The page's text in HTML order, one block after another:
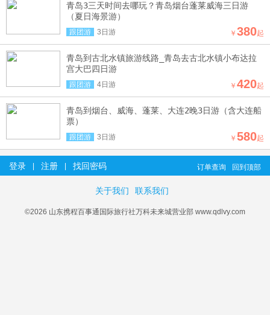
青岛3三天时间去哪玩？青岛烟台蓬莱威海三日游
（夏日海景游）
跟团游 3日游 ￥ 380起
青岛到古北水镇旅游线路_青岛去古北水镇小布达拉
宫大巴四日游
跟团游 4日游 ￥ 420起
青岛到烟台、威海、蓬莱、大连2晚3日游（含大连船
票）
跟团游 3日游 ￥ 580起
登录 注册 找回密码 回到顶部
订单查询
关于我们 联系我们
©2026 山东携程百事通国际旅行社万科未来城营业部 www.qdlvy.com